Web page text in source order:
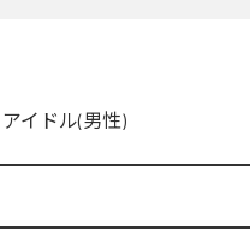
アイドル(男性)